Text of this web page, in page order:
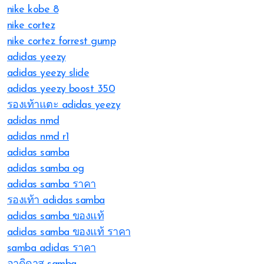
nike kobe 8
nike cortez
nike cortez forrest gump
adidas yeezy
adidas yeezy slide
adidas yeezy boost 350
รองเท้าแตะ adidas yeezy
adidas nmd
adidas nmd r1
adidas samba
adidas samba og
adidas samba ราคา
รองเท้า adidas samba
adidas samba ของแท้
adidas samba ของแท้ ราคา
samba adidas ราคา